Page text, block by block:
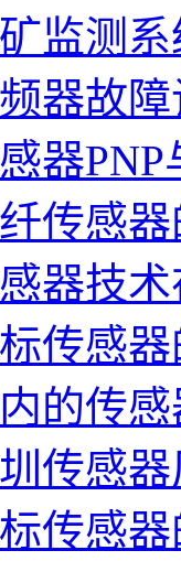
监测
器故
器
传感
器技
传感
的传
传感
传感